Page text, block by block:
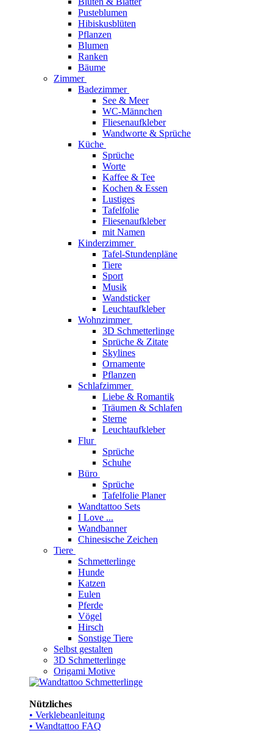
Pusteblumen
Hibiskusblüten
Pflanzen
Blumen
Ranken
Bäume
Zimmer
Badezimmer
See & Meer
WC-Männchen
Fliesenaufkleber
Wandworte & Sprüche
Küche
Sprüche
Worte
Kaffee & Tee
Kochen & Essen
Lustiges
Tafelfolie
Fliesenaufkleber
mit Namen
Kinderzimmer
Tafel-Stundenpläne
Tiere
Sport
Musik
Wandsticker
Leuchtaufkleber
Wohnzimmer
3D Schmetterlinge
Sprüche & Zitate
Skylines
Ornamente
Pflanzen
Schlafzimmer
Liebe & Romantik
Träumen & Schlafen
Sterne
Leuchtaufkleber
Flur
Sprüche
Schuhe
Büro
Sprüche
Tafelfolie Planer
Wandtattoo Sets
I Love ...
Wandbanner
Chinesische Zeichen
Tiere
Schmetterlinge
Hunde
Katzen
Eulen
Pferde
Vögel
Hirsch
Sonstige Tiere
Selbst gestalten
3D Schmetterlinge
Origami Motive
Nützliches
• Verklebeanleitung
• Wandtattoo FAQ